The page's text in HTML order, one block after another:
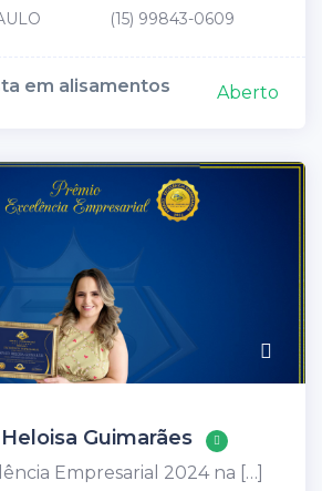
(15) 99843-0609
em alisamentos Aberto
Guimarães
Empresarial 2024 na […]